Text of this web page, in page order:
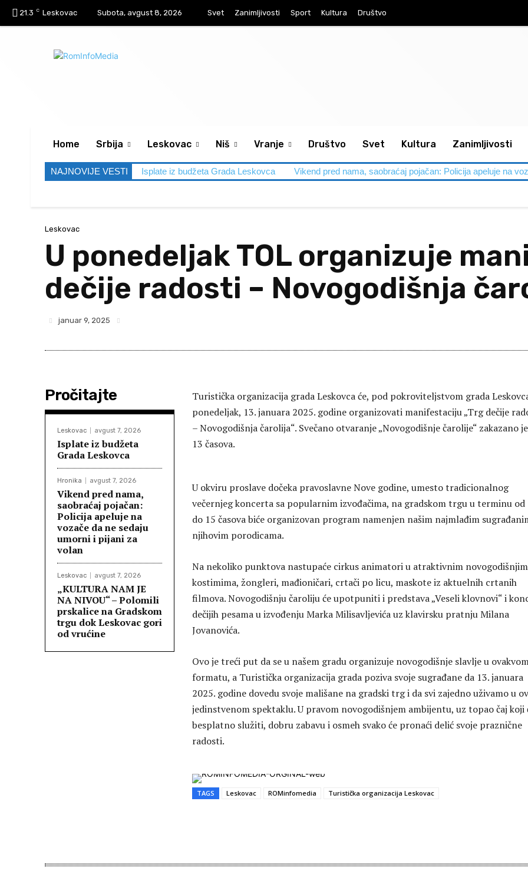
21.3 C Leskovac Subota, avgust 8, 2026 Svet Zanimljivosti Sport Kultura Društvo
Home Srbija Leskovac Niš Vranje Društvo Svet Kultura Zanimljivosti
NAJNOVIJE VESTI Isplate iz budžeta Grada Leskovca Vikend pred nama, saobraćaj pojačan: Policija apeluje na
Leskovac
U ponedeljak TOL organizuje
dečije radosti – Novogodišnja
januar 9, 2025
Pročitajte
Leskovac avgust 7, 2026
Isplate iz budžeta
Grada Leskovca
Hronika avgust 7, 2026
Vikend pred nama,
saobraćaj pojačan:
Policija apeluje na
vozače da ne sedaju
umorni i pijani za
volan
Leskovac avgust 7, 2026
„KULTURA NAM JE
NA NIVOU“ – Polomili
prskalice na Gradskom
trgu dok Leskovac gori
od vrućine
Turistička organizacija grada Leskovca će, pod pokroviteljstvom grada
ponedeljak, 13. januara 2025. godine organizovati manifestaciju „Trg dečije
– Novogodišnja čarolija“. Svečano otvaranje „Novogodišnje čarolije“ zakazano
13 časova.
U okviru proslave dočeka pravoslavne Nove godine, umesto tradicionalnog
večernjeg koncerta sa popularnim izvođačima, na gradskom trgu u terminu od
do 15 časova biće organizovan program namenjen našim najmlađim
njihovim porodicama.
Na nekoliko punktova nastupaće cirkus animatori u atraktivnim novogodišnjim
kostimima, žongleri, mađioničari, crtači po licu, maskote iz aktuelnih crtanih
filmova. Novogodišnju čaroliju će upotpuniti i predstava „Veseli klovnovi“ i
dečijih pesama u izvođenju Marka Milisavljevića uz klavirsku pratnju Milana
Jovanovića.
Ovo je treći put da se u našem gradu organizuje novogodišnje slavlje u
formatu, a Turistička organizacija grada poziva svoje sugrađane da 13. januara
2025. godine dovedu svoje mališane na gradski trg i da svi zajedno uživamo u
jedinstvenom spektaklu. U pravom novogodišnjem ambijentu, uz topao čaj koji
besplatno služiti, dobru zabavu i osmeh svako će pronaći delić svoje praznične
radosti.
TAGS Leskovac ROMinfomedia Turistička organizacija Leskovac